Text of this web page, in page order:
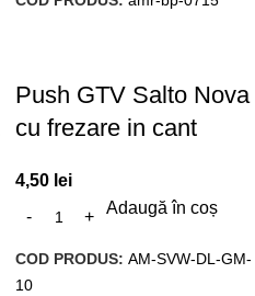
Push GTV Salto Nova
cu frezare in cant
4,50 lei
Adaugă în coș
COD PRODUS: AM-SVW-DL-GM-
10